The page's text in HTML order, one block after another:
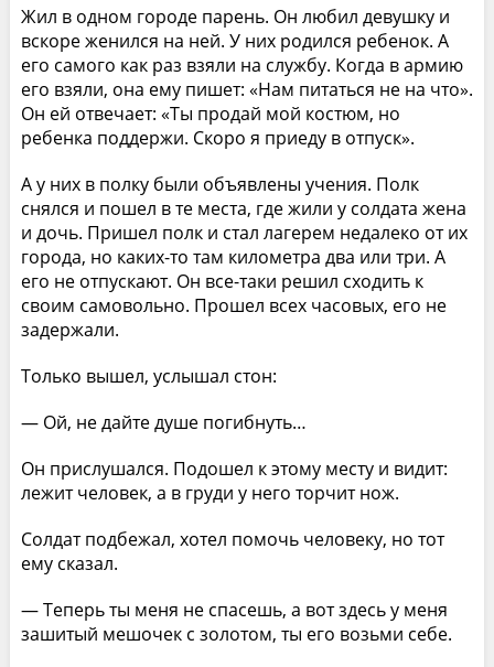
Жил в одном городе парень. Он любил девушку и
вскоре женился на ней. У них родился ребенок. А
его самого как раз взяли на службу. Когда в армию
его взяли, она ему пишет: «Нам питаться не на что».
Он ей отвечает: «Ты продай мой костюм, но
ребенка поддержи. Скоро я приеду в отпуск».
А у них в полку были объявлены учения. Полк
снялся и пошел в те места, где жили у солдата жена
и дочь. Пришел полк и стал лагерем недалеко от их
города, но каких-то там километра два или три. А
его не отпускают. Он все-таки решил сходить к
своим самовольно. Прошел всех часовых, его не
задержали.
Только вышел, услышал стон:
— Ой, не дайте душе погибнуть…
Он прислушался. Подошел к этому месту и видит:
лежит человек, а в груди у него торчит нож.
Солдат подбежал, хотел помочь человеку, но тот
ему сказал.
— Теперь ты меня не спасешь, а вот здесь у меня
зашитый мешочек с золотом, ты его возьми себе.